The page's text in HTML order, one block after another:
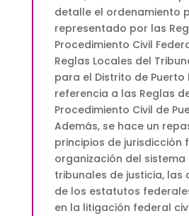
detalle el ordenamiento
representado por las
Procedimiento Civil
Reglas Locales del
para el Distrito de Puerto
referencia a las Reglas
Procedimiento Civil de
Además, se hace un
principios de jurisdicción
organización del
tribunales de justicia, las
de los estatutos
en la litigación federal